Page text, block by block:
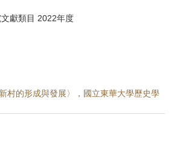
獻類目 2022年度
村的形成與發展〉，國立東華大學歷史學